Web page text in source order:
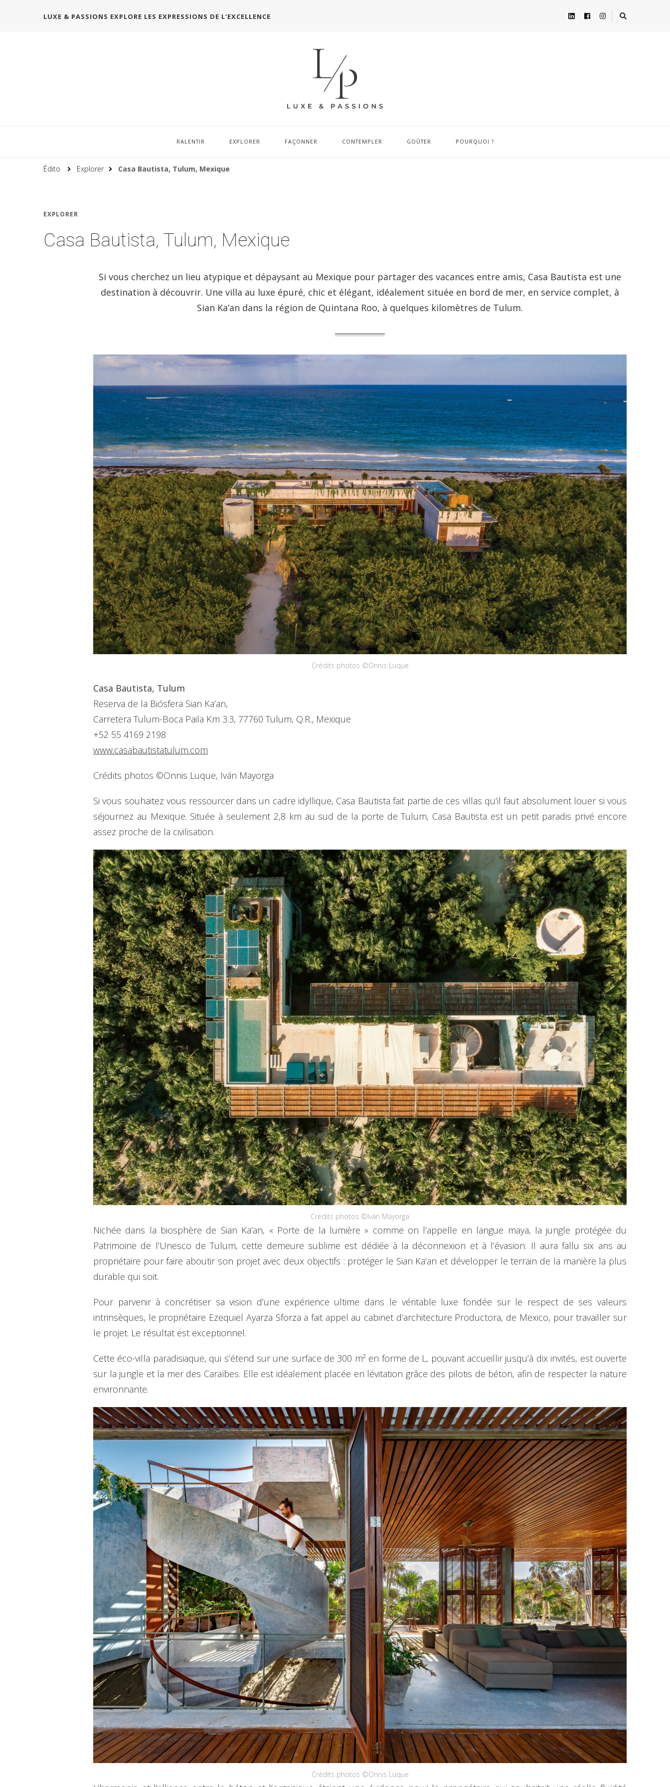
LUXE & PASSIONS EXPLORE LES EXPRESSIONS DE L’EXCELLENCE
RALENTIR EXPLORER FAÇONNER CONTEMPLER GOÛTER POURQUOI ?
Édito Explorer Casa Bautista, Tulum, Mexique
EXPLORER
Casa Bautista, Tulum, Mexique
Si vous cherchez un lieu atypique et dépaysant au Mexique pour partager des vacances entre amis, Casa Bautista est une
destination à découvrir. Une villa au luxe épuré, chic et élégant, idéalement située en bord de mer, en service complet, à
Sian Ka’an dans la région de Quintana Roo, à quelques kilomètres de Tulum.
Crédits photos ©Onnis Luque
Casa Bautista, Tulum
Reserva de la Biósfera Sian Ka’an,
Carretera Tulum-Boca Paila Km 3.3, 77760 Tulum, Q.R., Mexique
+52 55 4169 2198
www.casabautistatulum.com
Crédits photos ©Onnis Luque, Iván Mayorga
Si vous souhaitez vous ressourcer dans un cadre idyllique, Casa Bautista fait partie de ces villas qu’il faut absolument louer si vous
séjournez au Mexique. Située à seulement 2,8 km au sud de la porte de Tulum, Casa Bautista est un petit paradis privé encore
assez proche de la civilisation.
Crédits photos ©Iván Mayorga
Nichée dans la biosphère de Sian Ka’an, « Porte de la lumière » comme on l’appelle en langue maya, la jungle protégée du
Patrimoine de l’Unesco de Tulum, cette demeure sublime est dédiée à la déconnexion et à l’évasion. Il aura fallu six ans au
propriétaire pour faire aboutir son projet avec deux objectifs : protéger le Sian Ka’an et développer le terrain de la manière la plus
durable qui soit.
Pour parvenir à concrétiser sa vision d’une expérience ultime dans le véritable luxe fondée sur le respect de ses valeurs
intrinsèques, le propriétaire Ezequiel Ayarza Sforza a fait appel au cabinet d’architecture Productora, de Mexico, pour travailler sur
le projet. Le résultat est exceptionnel.
Cette éco-villa paradisiaque, qui s’étend sur une surface de 300 m² en forme de L, pouvant accueillir jusqu’à dix invités, est ouverte
sur la jungle et la mer des Caraïbes. Elle est idéalement placée en lévitation grâce des pilotis de béton, afin de respecter la nature
environnante.
Crédits photos ©Onnis Luque